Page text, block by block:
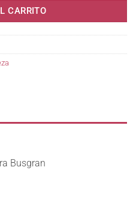
CARRITO
Busgran